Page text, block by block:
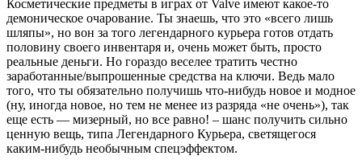
Косметические предметы в играх от Valve имеют какое-то
демоническое очарование. Ты знаешь, что это «всего лишь
шляпы», но вон за того легендарного курьера готов отдать
половину своего инвентаря и, очень может быть, просто
реальные деньги. Но гораздо веселее тратить честно
заработанные/выпрошенные средства на ключи. Ведь мало
того, что ты обязательно получишь что-нибудь новое и модное
(ну, иногда новое, но тем не менее из разряда «не очень»), так
еще есть — мизерный, но все равно! – шанс получить сильно
ценную вещь, типа Легендарного Курьера, светящегося
каким-нибудь необычным спецэффектом.